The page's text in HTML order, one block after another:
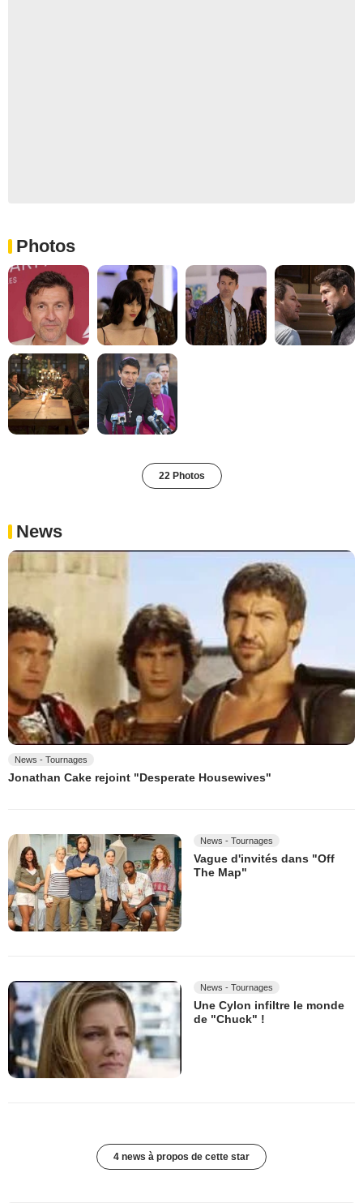
Photos
22 Photos
News
News - Tournages
Jonathan Cake rejoint "Desperate Housewives"
News - Tournages
Vague d'invités dans "Off
The Map"
News - Tournages
Une Cylon infiltre le monde
de "Chuck" !
4 news à propos de cette star